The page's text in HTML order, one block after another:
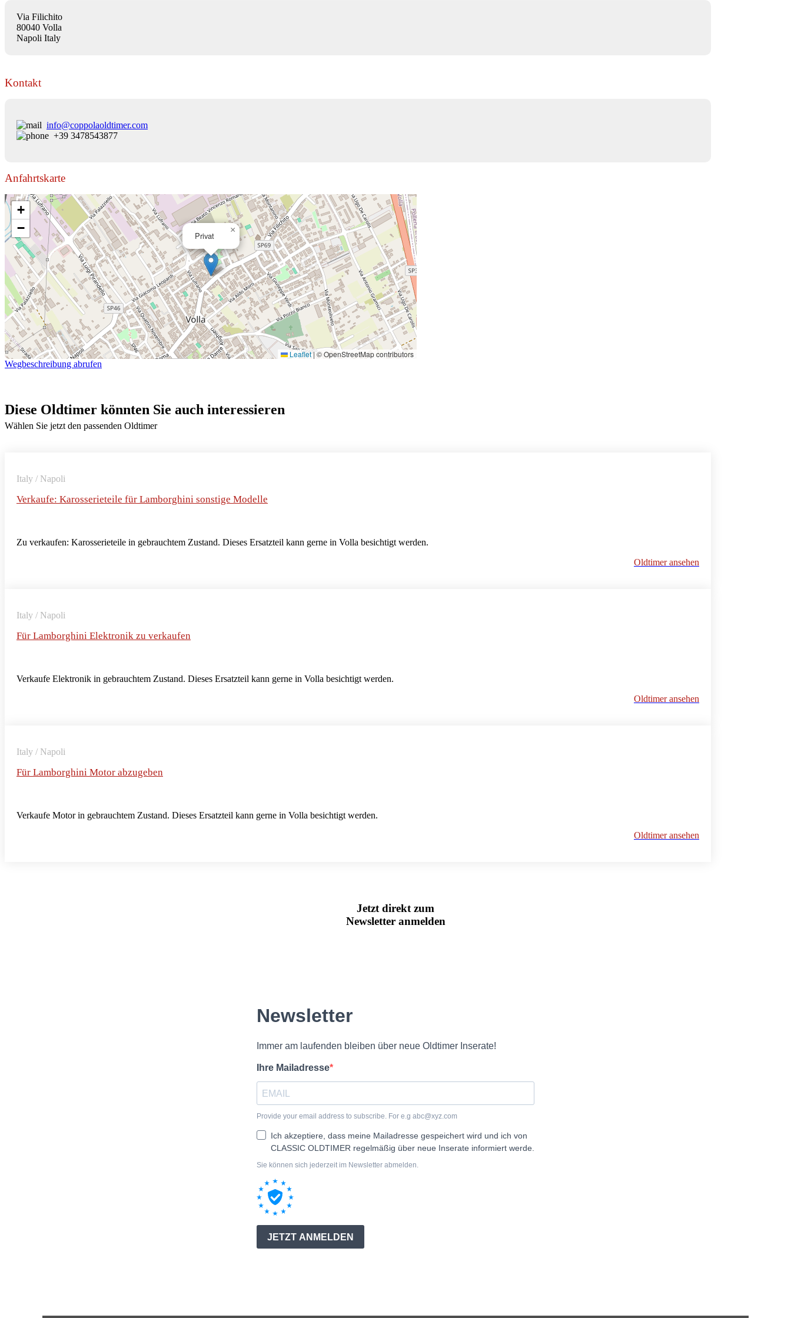
Via Filichito
80040 Volla
Napoli Italy
Kontakt
info@coppolaoldtimer.com
+39 3478543877
Anfahrtskarte
Privat
×
+
−
Leaflet |© OpenStreetMap contributors
Wegbeschreibung abrufen
Diese Oldtimer könnten Sie auch interessieren
Wählen Sie jetzt den passenden Oldtimer
Italy / Napoli
Verkaufe: Karosserieteile für Lamborghini sonstige Modelle
Zu verkaufen: Karosserieteile in gebrauchtem Zustand. Dieses Ersatzteil kann gerne in Volla besichtigt werden.
Oldtimer ansehen
Italy / Napoli
Für Lamborghini Elektronik zu verkaufen
Verkaufe Elektronik in gebrauchtem Zustand. Dieses Ersatzteil kann gerne in Volla besichtigt werden.
Oldtimer ansehen
Italy / Napoli
Für Lamborghini Motor abzugeben
Verkaufe Motor in gebrauchtem Zustand. Dieses Ersatzteil kann gerne in Volla besichtigt werden.
Oldtimer ansehen
Jetzt direkt zum
Newsletter anmelden